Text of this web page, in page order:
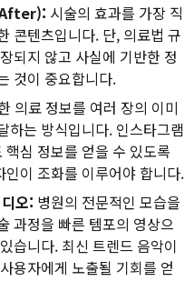
시술의 효과를 가장 직
콘텐츠입니다. 단, 의료법 규
되지 않고 사실에 기반한 정
것이 중요합니다.
의료 정보를 여러 장의 이미
하는 방식입니다. 인스타그램
심 정보를 얻을 수 있도록
이 조화를 이루어야 합니다.
오: 병원의 전문적인 모습을
과정을 빠른 템포의 영상으
습니다. 최신 트렌드 음악이
용자에게 노출될 기회를 얻